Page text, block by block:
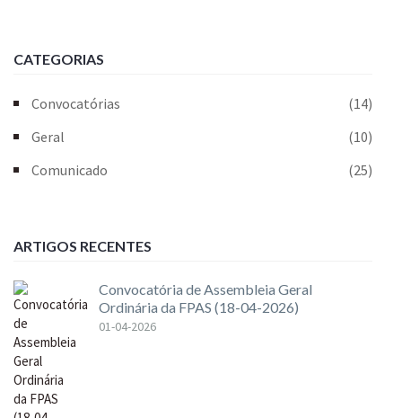
CATEGORIAS
Convocatórias
(14)
Geral
(10)
Comunicado
(25)
ARTIGOS RECENTES
Convocatória de Assembleia Geral
Ordinária da FPAS (18-04-2026)
01-04-2026